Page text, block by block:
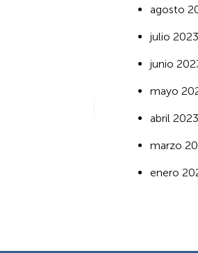
agosto
julio 2023
junio
mayo
abril 2023
marzo
enero